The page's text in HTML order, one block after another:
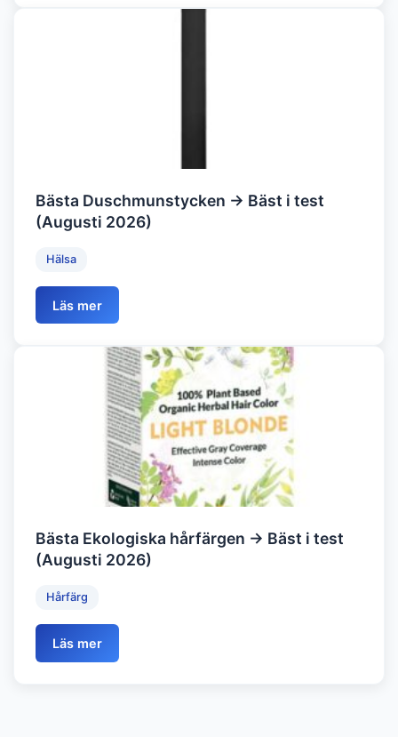
Bästa Duschmunstycken → Bäst i test
(Augusti 2026)
Hälsa
Läs mer
Bästa Ekologiska hårfärgen → Bäst i test
(Augusti 2026)
Hårfärg
Läs mer